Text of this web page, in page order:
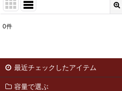
並び順:
0件
最近チェックしたアイテム
容量で選ぶ